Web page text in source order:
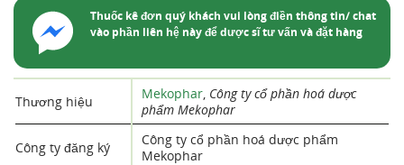
Thuốc kê đơn quý khách vui lòng điền thông tin/ chat
vào phần liên hệ này để dược sĩ tư vấn và đặt hàng
Thương hiệu Mekophar, Công ty cổ phần hoá dược
phẩm Mekophar
Công ty đăng ký
Công ty cổ phần hoá dược phẩm
Mekophar